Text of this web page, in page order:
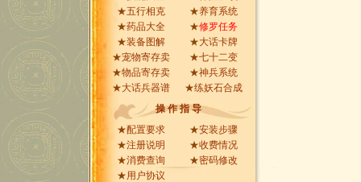
★五行相克 ★养育系统
★药品大全 ★修罗任务
★装备图解 ★大话卡牌
★宠物寄存卖 ★七十二变
★物品寄存卖 ★神兵系统
★大话兵器谱 ★练妖石合成
操 作 指 导
★配置要求 ★安装步骤
★注册说明 ★收费情况
★消费查询 ★密码修改
★用户协议